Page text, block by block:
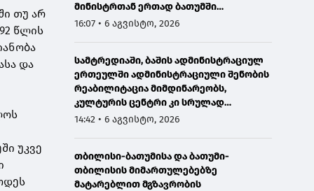
თუ არ
წლის
და
უკვე
მინისტრთან ერთად ბათუმში
მნიშვნელოვან ინფრასტრუქტურულ
16:07 • 6 აგვისტო, 2026
სამტრედიაში, ბაშის ადმინისტრაციულ
ერთეულში ადმინისტრაციული შენობის
რეაბილიტაცია მიმდინარეობს,
კულტურის ცენტრი კი სრულად
განახლდა
14:42 • 6 აგვისტო, 2026
თბილისი-ბათუმისა და ბათუმი-
თბილისის მიმართულებებზე
მატარებლით მგზავრობის